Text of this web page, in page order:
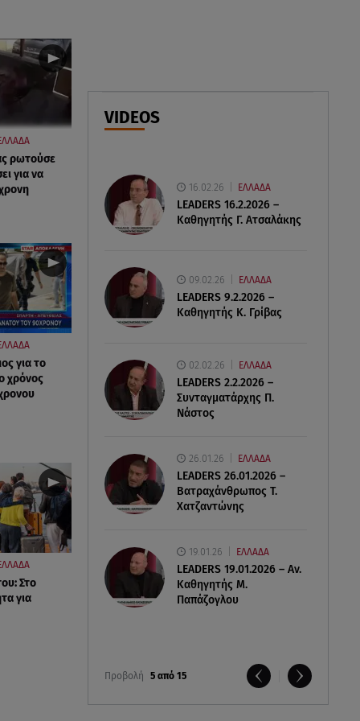
07.08.26 , 17:44
Παιδικοί σταθμοί: Πότε βγαίνουν
τα προσωρινά αποτελέσματα
VIDEOS
16.02.26 ΕΛΛΑΔΑ
LEADERS 16.2.2026 –
Καθηγητής Γ. Ατσαλάκης
09.02.26 ΕΛΛΑΔΑ
LEADERS 9.2.2026 –
Καθηγητής Κ. Γρίβας
02.02.26 ΕΛΛΑΔΑ
LEADERS 2.2.2026 –
Συνταγματάρχης Π.
Νάστος
26.01.26 ΕΛΛΑΔΑ
LEADERS 26.01.2026 –
Βατραχάνθρωπος Τ.
Χατζαντώνης
19.01.26 ΕΛΛΑΔΑ
LEADERS 19.01.2026 – Αν.
Καθηγητής Μ.
Παπάζογλου
Προβολή 5 από 15
ρωτούσε
για να
για το
χρόνος
Στο
για